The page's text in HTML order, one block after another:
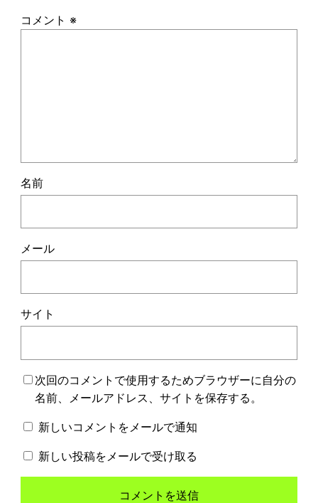
コメント ※
名前
メール
サイト
次回のコメントで使用するためブラウザーに自分の
名前、メールアドレス、サイトを保存する。
新しいコメントをメールで通知
新しい投稿をメールで受け取る